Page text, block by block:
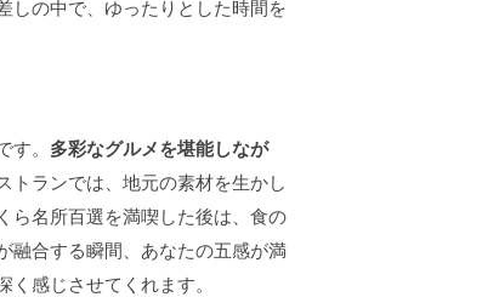
しの中で、ゆったりとした時間を
。 多彩なグルメを堪能しなが
トランでは、地元の素材を生かし
ら名所百選を満喫した後は、食の
融合する瞬間、あなたの五感が満
感じさせてくれます。